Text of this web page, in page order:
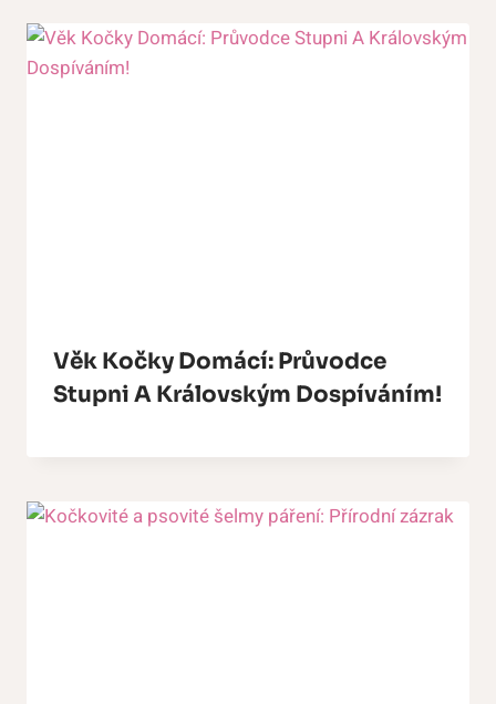
Věk Kočky Domácí: Průvodce
Stupni A Královským Dospíváním!